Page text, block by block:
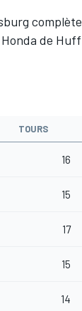
complète
de Huff
TOURS
16
15
17
15
14